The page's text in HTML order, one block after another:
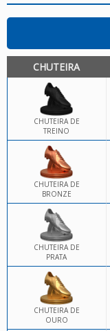
CHUTEIRA
CHUTEIRA DE
TREINO
CHUTEIRA DE
BRONZE
CHUTEIRA DE
PRATA
CHUTEIRA DE
OURO